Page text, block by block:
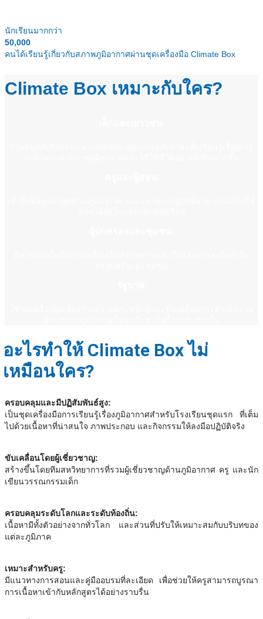
นักเรียนมากกว่า
50,000
คนได้เรียนรู้เกี่ยวกับสภาพภูมิอากาศผ่านชุดเครื่องมือ Climate Box
Climate Box เหมาะกับใคร?
อะไรทำให้ Climate Box ไม่
เหมือนใคร?
ครอบคลุมและมีปฏิสัมพันธ์สูง:
เป็นชุดเครื่องมือการเรียนรู้เรื่องภูมิอากาศสำหรับโรงเรียนชุดแรก ที่เต็ม
ไปด้วยเนื้อหาที่น่าสนใจ ภาพประกอบ และกิจกรรมให้ลงมือปฏิบัติจริง
ขับเคลื่อนโดยผู้เชี่ยวชาญ:
สร้างขึ้นโดยทีมสหวิทยาการที่รวมผู้เชี่ยวชาญด้านภูมิอากาศ ครู และนัก
เขียนวรรณกรรมเด็ก
ครอบคลุมระดับโลกและระดับท้องถิ่น:
เนื้อหามีทั้งตัวอย่างจากทั่วโลก และส่วนที่ปรับให้เหมาะสมกับบริบทของ
แต่ละภูมิภาค
เหมาะสำหรับครู:
มีแนวทางการสอนและคู่มืออบรมที่ละเอียด เพื่อช่วยให้ครูสามารถบูรณา
การเนื้อหาเข้ากับหลักสูตรได้อย่างราบรื่น